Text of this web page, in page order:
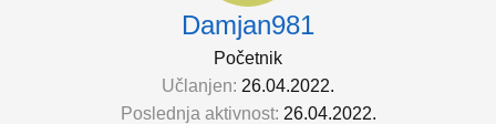
Damjan981
Početnik
Učlanjen 26.04.2022.
Poslednja aktivnost 26.04.2022.